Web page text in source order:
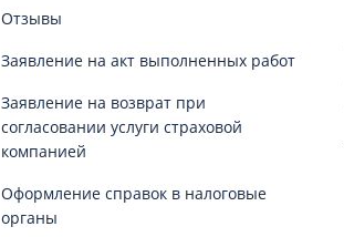
Отзывы
Заявление на акт выполненных работ
Заявление на возврат при
согласовании услуги страховой
компанией
Оформление справок в налоговые
органы